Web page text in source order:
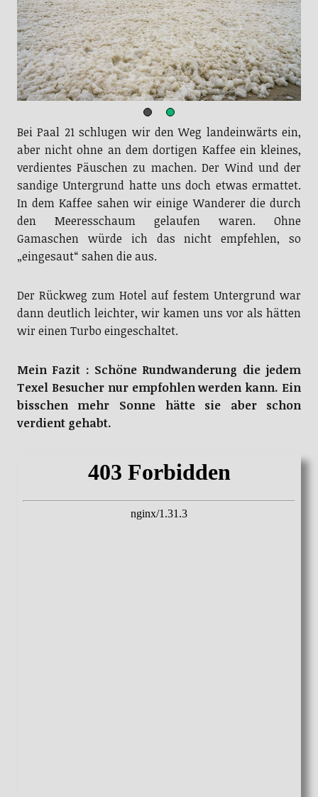
Bei Paal 21 schlugen wir den Weg landeinwärts ein,
aber nicht ohne an dem dortigen Kaffee ein kleines,
verdientes Päuschen zu machen. Der Wind und der
sandige Untergrund hatte uns doch etwas ermattet.
In dem Kaffee sahen wir einige Wanderer die durch
den Meeresschaum gelaufen waren. Ohne
Gamaschen würde ich das nicht empfehlen, so
„eingesaut“ sahen die aus.
Der Rückweg zum Hotel auf festem Untergrund war
dann deutlich leichter, wir kamen uns vor als hätten
wir einen Turbo eingeschaltet.
Mein Fazit : Schöne Rundwanderung die jedem
Texel Besucher nur empfohlen werden kann. Ein
bisschen mehr Sonne hätte sie aber schon
verdient gehabt.